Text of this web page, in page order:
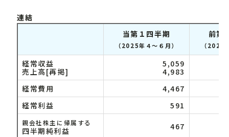
連結
当第１四半期
（2025年４～６月）
前第
（2024
経常収益
売上高[再掲]
5,059
4,983
経常費用
4,467
経常利益
591
親会社株主に帰属する
四半期純利益 467